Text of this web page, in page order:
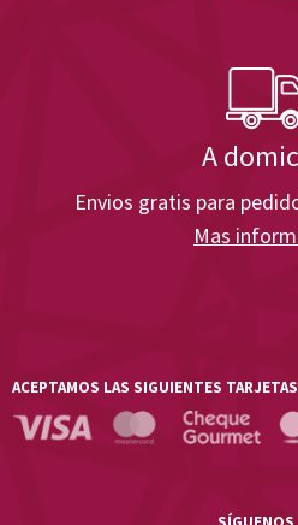
A
Envios gratis para
Mas
ACEPTAMOS LAS SIGUIENTES